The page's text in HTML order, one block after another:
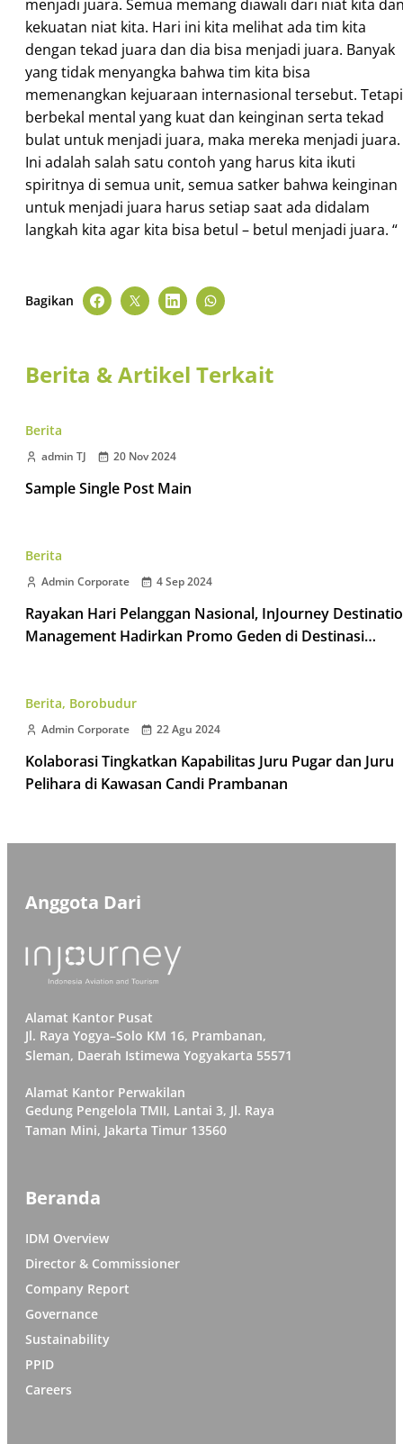
menjadi juara. Semua memang diawali dari niat kita
kekuatan niat kita. Hari ini kita melihat ada tim kita
dengan tekad juara dan dia bisa menjadi juara. Banyak
yang tidak menyangka bahwa tim kita bisa
memenangkan kejuaraan internasional tersebut. Tetapi
berbekal mental yang kuat dan keinginan serta tekad
bulat untuk menjadi juara, maka mereka menjadi juara.
Ini adalah salah satu contoh yang harus kita ikuti
spiritnya di semua unit, semua satker bahwa keinginan
untuk menjadi juara harus setiap saat ada didalam
langkah kita agar kita bisa betul – betul menjadi juara. “
Bagikan
Berita & Artikel Terkait
Berita
admin TJ 20 Nov 2024
Sample Single Post Main
Berita
Admin Corporate 4 Sep 2024
Rayakan Hari Pelanggan Nasional, InJourney
Management Hadirkan Promo Geden di Destinasi
Berita, Borobudur
Admin Corporate 22 Agu 2024
Kolaborasi Tingkatkan Kapabilitas Juru Pugar dan Juru
Pelihara di Kawasan Candi Prambanan
Anggota Dari
Alamat Kantor Pusat
Jl. Raya Yogya–Solo KM 16, Prambanan,
Sleman, Daerah Istimewa Yogyakarta 55571
Alamat Kantor Perwakilan
Gedung Pengelola TMII, Lantai 3, Jl. Raya
Taman Mini, Jakarta Timur 13560
Beranda
IDM Overview
Director & Commissioner
Company Report
Governance
Sustainability
PPID
Careers